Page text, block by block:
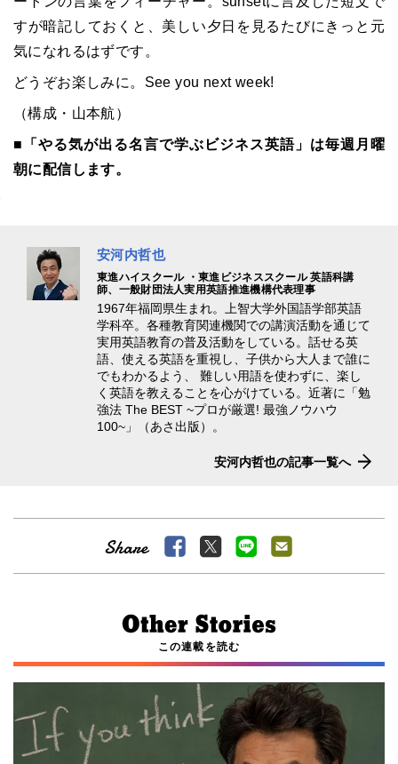
すが暗記しておくと、美しい夕日を見るたびにきっと元
気になれるはずです。
どうぞお楽しみに。See you next week!
（構成・山本航）
■「やる気が出る名言で学ぶビジネス英語」は毎週月曜
朝に配信します。
安河内哲也
東進ハイスクール ・東進ビジネススクール 英語科講
師、一般財団法人実用英語推進機構代表理事
1967年福岡県生まれ。上智大学外国語学部英語
学科卒。各種教育関連機関での講演活動を通じて
実用英語教育の普及活動をしている。話せる英
語、使える英語を重視し、子供から大人まで誰に
でもわかるよう、 難しい用語を使わずに、楽し
く英語を教えることを心がけている。近著に「勉
強法 The BEST ~プロが厳選! 最強ノウハウ
100~」（あさ出版）。
安河内哲也の記事一覧へ
この連載を読む